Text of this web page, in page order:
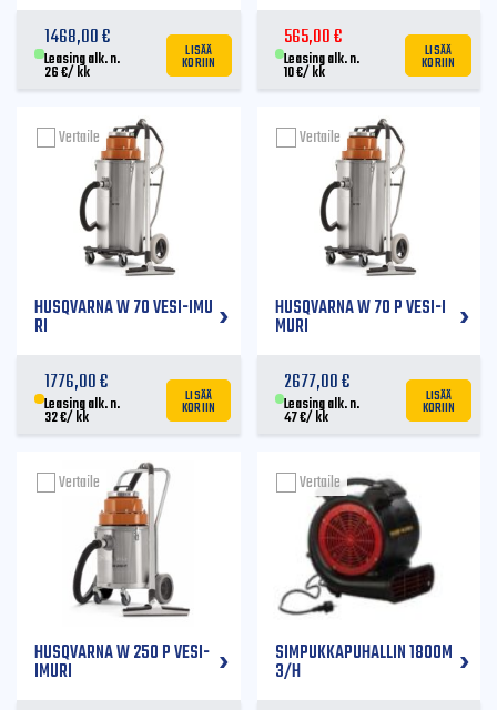
1468,00€
Leasing alk. n.
26€/ kk
LISÄÄ
KORIIN
565,00€
Leasing alk. n.
10€/ kk
LISÄÄ
KORIIN
HUSQVARNA W 70 VESI-IMU
RI
1776,00€
Leasing alk. n.
32€/ kk
LISÄÄ
KORIIN
Vertaile
HUSQVARNA W 70 P VESI-I
MURI
2677,00€
Leasing alk. n.
47€/ kk
LISÄÄ
KORIIN
Vertaile
HUSQVARNA W 250 P VESI-
IMURI
Vertaile
SIMPUKKAPUHALLIN 1800M
3/H
Vertaile